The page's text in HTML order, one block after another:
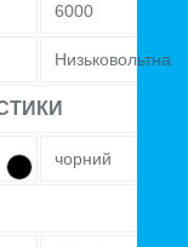
6000
Низьковольтна
чорний